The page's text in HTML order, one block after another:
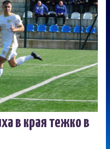
в края тежко в